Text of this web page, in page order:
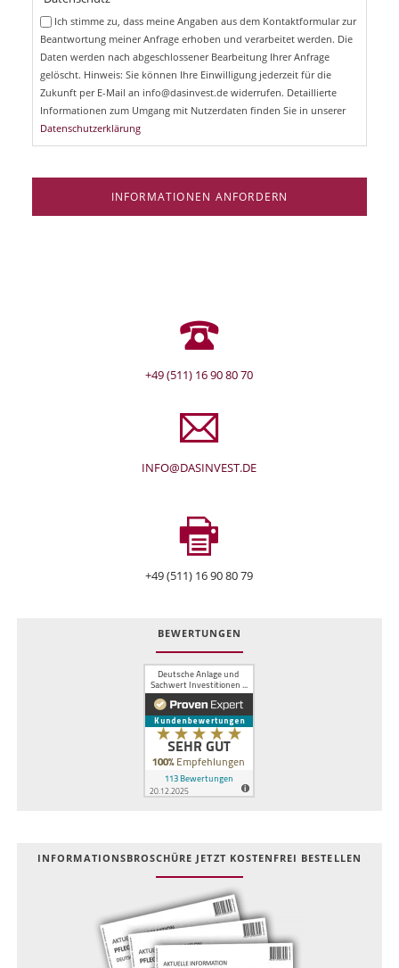
Ich stimme zu, dass meine Angaben aus dem Kontaktformular zur
Beantwortung meiner Anfrage erhoben und verarbeitet werden. Die
Daten werden nach abgeschlossener Bearbeitung Ihrer Anfrage
gelöscht. Hinweis: Sie können Ihre Einwilligung jederzeit für die
Zukunft per E-Mail an info@dasinvest.de widerrufen. Detaillierte
Informationen zum Umgang mit Nutzerdaten finden Sie in unserer
Datenschutzerklärung
INFORMATIONEN ANFORDERN
+49 (511) 16 90 80 70
INFO@DASINVEST.DE
+49 (511) 16 90 80 79
BEWERTUNGEN
INFOR­MATIONS­BROSCHÜRE JETZT KOSTEN­FREI BESTELLEN